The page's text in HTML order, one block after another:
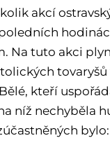
akcí
Na tuto akci
kteří
níž nechyběla